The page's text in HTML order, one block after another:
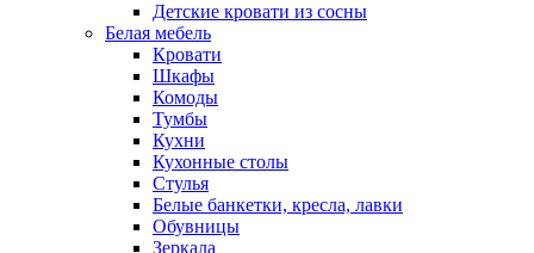
Детские кровати из сосны
Белая мебель
Кровати
Шкафы
Комоды
Тумбы
Кухни
Кухонные столы
Стулья
Белые банкетки, кресла, лавки
Обувницы
Зеркала